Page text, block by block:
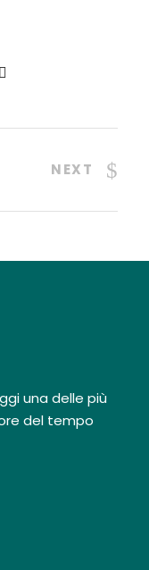
NEXT
una delle più
del tempo